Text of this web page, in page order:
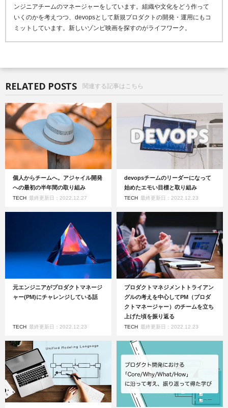
ンジニアチームのマネージャーをしています。組織や文化をどう作って
いくのかを考えつつ、devopsとして新規プロダクトの開発・運用にもコ
ミットしています。新しいゾンビ映画を探すのがライフワーク。
RELATED POSTS 関連する記事はこちら
個人からチームへ。アジャイル開発
への最初の半年間の取り組み
TECH 最終更新日：2022.12.27
devopsチームのリーダーになって
始めたエモい目標と取り組み
TECH 最終更新日：2022.12.23
元エンジニアがプロダクトマネージ
ャー(PM)にチャレンジしている話
TECH 最終更新日：2022.12.23
プロダクトマネジメントトライアン
グルの考えを中心してPM（プロダ
クトマネージャー）のチームを立ち
上げた頃を振り返る
TECH 最終更新日：2022.12.23